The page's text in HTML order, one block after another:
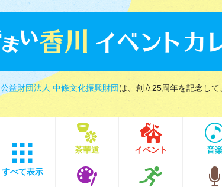
公益財団法人 中條文化振興財団は、創立25周年を記念し
すべて表示
茶華道 イベント 音